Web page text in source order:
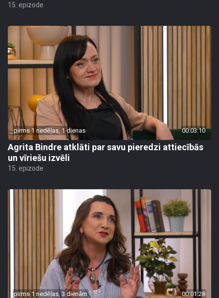
15. epizode
pirms 1 nedēļas, 1 dienas 00:03:10
Agrita Bindre atklāti par savu pieredzi attiecībās
un vīriešu izvēli
15. epizode
pirms 1 nedēļas, 3 dienām 00:01:28